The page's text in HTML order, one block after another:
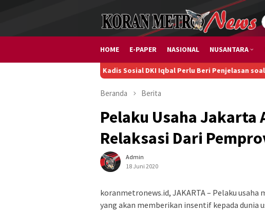
HOME E-PAPER NASIONAL NUSANTARA
Kadis Sosial DKI Iqbal Perlu Beri Penjelasan soal Penurunan
Beranda Berita
Pelaku Usaha Jakarta
Relaksasi Dari
Admin
18 Juni 2020
koranmetronews.id, JAKARTA – Pelaku
yang akan memberikan insentif kepada dunia